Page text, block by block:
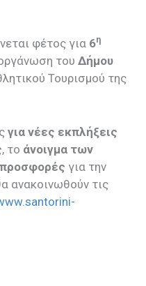
φέτος για 6η
τουΔήμου
Τουρισμού της
για νέες εκπλήξεις
, το άνοιγμα των
προσφορές για την
ανακοινωθούν τις